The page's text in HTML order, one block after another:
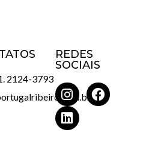
2124-3793
REDES
SOCIAIS